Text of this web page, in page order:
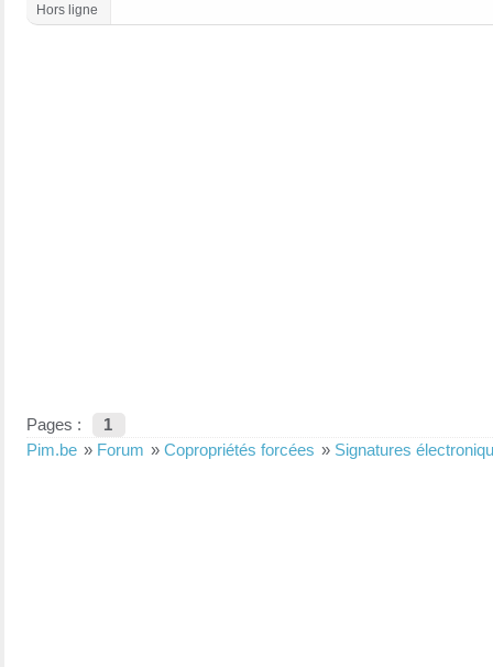
Hors ligne
Pages :
1
Pim.be » Forum » Copropriétés forcées » Signatures